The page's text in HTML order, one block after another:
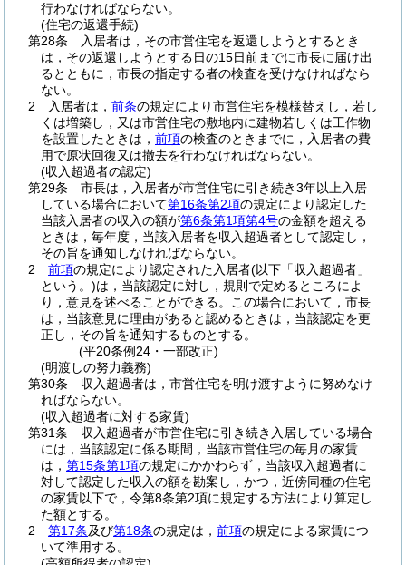
行わなければならない。
(住宅の返還手続)
第28条
入居者は，その市営住宅を返還しようとするとき
は，その返還しようとする日の15日前までに市長に届け出
るとともに，市長の指定する者の検査を受けなければなら
ない。
2
入居者は， 前条の規定により市営住宅を模様替えし，若し
くは増築し，又は市営住宅の敷地内に建物若しくは工作物
を設置したときは， 前項の検査のときまでに，入居者の費
用で原状回復又は撤去を行わなければならない。
(収入超過者の認定)
第29条
市長は，入居者が市営住宅に引き続き3年以上入居
している場合において第16条第2項の規定により認定した
当該入居者の収入の額が第6条第1項第4号の金額を超える
ときは，毎年度，当該入居者を収入超過者として認定し，
その旨を通知しなければならない。
2
前項の規定により認定された入居者(以下「収入超過者」
という。)は，当該認定に対し，規則で定めるところによ
り，意見を述べることができる。
この場合において，市長
は，当該意見に理由があると認めるときは，当該認定を更
正し，その旨を通知するものとする。
(平20条例24・一部改正)
(明渡しの努力義務)
第30条
収入超過者は，市営住宅を明け渡すように努めなけ
ればならない。
(収入超過者に対する家賃)
第31条
収入超過者が市営住宅に引き続き入居している場合
には，当該認定に係る期間，当該市営住宅の毎月の家賃
は， 第15条第1項の規定にかかわらず，当該収入超過者に
対して認定した収入の額を勘案し，かつ，近傍同種の住宅
の家賃以下で，令第8条第2項に規定する方法により算定し
た額とする。
2
第17条及び第18条の規定は， 前項の規定による家賃につ
いて準用する。